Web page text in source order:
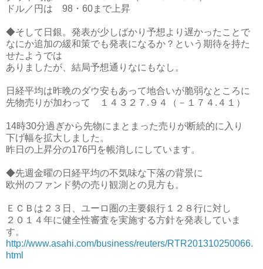
ドル／円は 98・60まで上昇
◆そして日銀。発表が少しばかり予想より遅かったことで
なにか追加の緩和策でも発表になるか？という期待を持た
せたようでは
ありましたが、結局予想通りなにもなし。
日経平均は昨晩のダウ安もあって地合いが脆弱なところに
先物売りが加わって １４３２７.９４（－１７４.４１）
14時30分過ぎから先物にまとまった売りが断続的に入り
下げ幅を拡大しました。
昨日の上昇分の176円を帳消しにしています。
◆先週金曜の日経平均の不気味な下落の背景に
欧州のファンド勢の売り観測との見方も。
ＥＣＢは２３日、ユーロ圏の主要銀行１２８行に対し
２０１４年に健全性審査を実施する方針を発表していま
す。
http://www.asahi.com/business/reuters/RTR201310250066.
html